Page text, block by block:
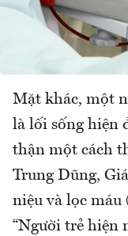
Mặt khác, một
là lối sống hiện
thận một cách
Trung Dũng,
niệu và lọc máu
“Người trẻ hiện